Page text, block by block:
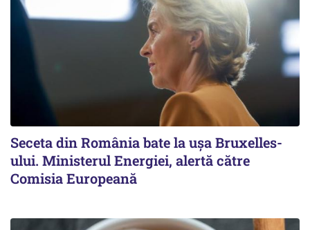
Seceta din România bate la ușa Bruxelles-
ului. Ministerul Energiei, alertă către
Comisia Europeană